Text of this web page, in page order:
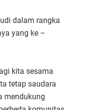
dalam rangka
yang ke –
kita sesama
tetap saudara
mendukung